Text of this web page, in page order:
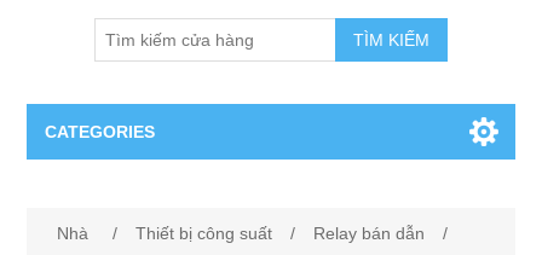
TÌM KIẾM
CATEGORIES
Nhà / Thiết bị công suất / Relay bán dẫn
/